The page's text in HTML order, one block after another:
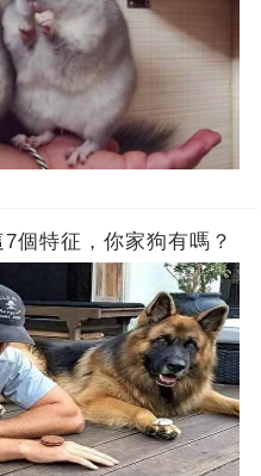
個特征，你家狗有嗎？